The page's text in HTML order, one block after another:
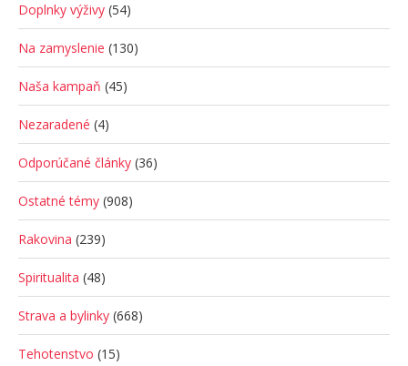
Doplnky výživy (54)
Na zamyslenie (130)
Naša kampaň (45)
Nezaradené (4)
Odporúčané články (36)
Ostatné témy (908)
Rakovina (239)
Spiritualita (48)
Strava a bylinky (668)
Tehotenstvo (15)